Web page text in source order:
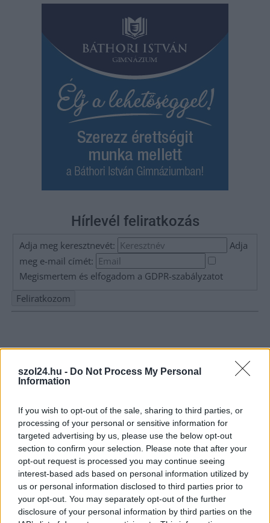
szol24.hu - Do Not Process My Personal
Information
If you wish to opt-out of the sale, sharing to third parties, or
processing of your personal or sensitive information for
targeted advertising by us, please use the below opt-out
section to confirm your selection. Please note that after your
opt-out request is processed you may continue seeing
interest-based ads based on personal information utilized by
us or personal information disclosed to third parties prior to
your opt-out. You may separately opt-out of the further
disclosure of your personal information by third parties on the
Hírlevél feliratkozás
Adja meg keresztnevét:
Adja
meg e-mail címét:
Megismertem és elfogadom a GDPR-szabályzatot
Már magasabb szinten is nyomoznak Szijjártó
büntetőügyében, vesztegetés miatt 3 év letöltendőt kaphat és
ez csak az egyik botrány
Problémák egész Jász-Nagykun-Szolnok megyében: egyre
több otthoni kútból fogy ki a víz
Szolnokon egy kulcsfontosságú körforgalmat részlegesen